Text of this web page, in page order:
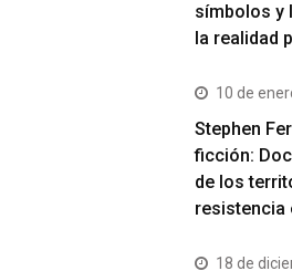
símbolos y
la realidad
10 de
Stephen
ficción:
de los
resistencia
18 de